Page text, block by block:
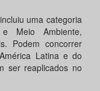
uma categoria
Meio Ambiente,
Podem concorrer
Latina e do
ser reaplicados no